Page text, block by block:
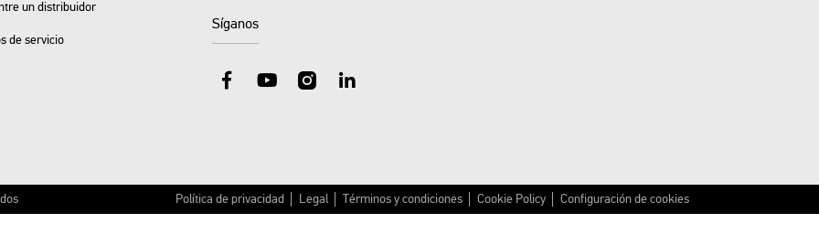
un distribuidor
de servicio
Síganos
Política de privacidad Legal Términos y condiciones Cookie Policy Configuración de cookies